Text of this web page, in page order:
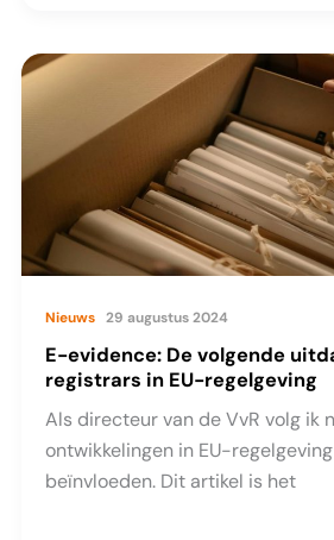
de
Domeinnaam
bekijk
volledige
programma
Nieuws 29 augustus 2024
E-evidence: De volgende
registrars in EU-regelgeving
Als directeur van de VvR volg ik
ontwikkelingen in EU-
beïnvloeden. Dit artikel is het